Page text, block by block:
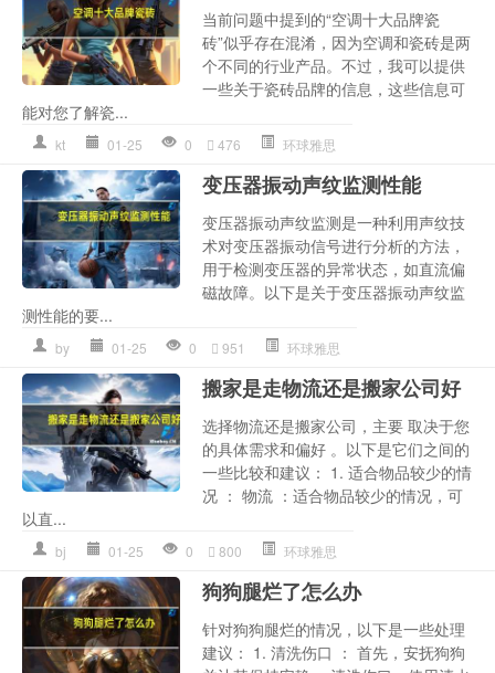
当前问题中提到的“空调十大品牌瓷
砖”似乎存在混淆，因为空调和瓷砖是两
个不同的行业产品。不过，我可以提供
一些关于瓷砖品牌的信息，这些信息可
能对您了解瓷...
kt 01-25 0 476 环球雅思
变压器振动声纹监测性能
变压器振动声纹监测是一种利用声纹技
术对变压器振动信号进行分析的方法，
用于检测变压器的异常状态，如直流偏
磁故障。以下是关于变压器振动声纹监
测性能的要...
by 01-25 0 951 环球雅思
搬家是走物流还是搬家公司好
选择物流还是搬家公司，主要 取决于您
的具体需求和偏好 。以下是它们之间的
一些比较和建议： 1. 适合物品较少的情
况 ： 物流 ：适合物品较少的情况，可
以直...
bj 01-25 0 800 环球雅思
狗狗腿烂了怎么办
针对狗狗腿烂的情况，以下是一些处理
建议： 1. 清洗伤口 ： 首先，安抚狗狗